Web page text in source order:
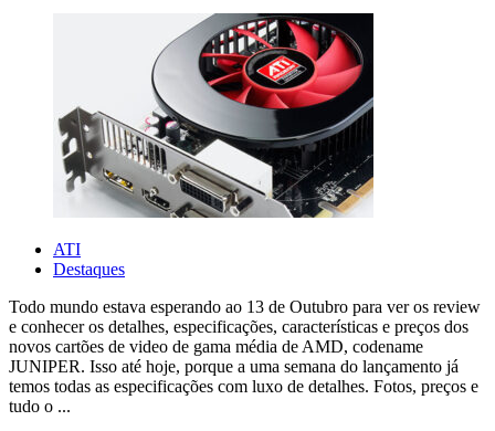
ATI
Destaques
Todo mundo estava esperando ao 13 de Outubro para ver os review
e conhecer os detalhes, especificações, características e preços dos
novos cartões de video de gama média de AMD, codename
JUNIPER. Isso até hoje, porque a uma semana do lançamento já
temos todas as especificações com luxo de detalhes. Fotos, preços e
tudo o ...